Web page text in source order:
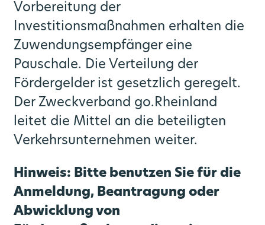
Vorbereitung der
Investitionsmaßnahmen erhalten die
Zuwendungsempfänger eine
Pauschale. Die Verteilung der
Fördergelder ist gesetzlich geregelt.
Der Zweckverband go.Rheinland
leitet die Mittel an die beteiligten
Verkehrsunternehmen weiter.
Hinweis: Bitte benutzen Sie für die
Anmeldung, Beantragung oder
Abwicklung von